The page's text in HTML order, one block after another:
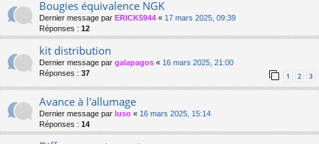
Bougies équivalence NGK
Dernier message par ERICK5944 « 17 mars 2025, 09:39
Réponses : 12
kit distribution
Dernier message par galapagos « 16 mars 2025, 21:00
Réponses : 37 1 2 3
Avance à l'allumage
Dernier message par luso « 16 mars 2025, 15:14
Réponses : 14